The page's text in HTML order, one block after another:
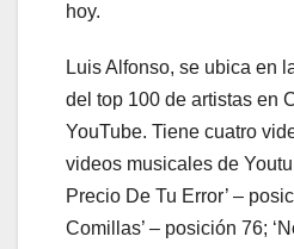
hoy.
Luis Alfonso, se ubica en
del top 100 de artistas en
YouTube. Tiene cuatro
videos musicales de
Precio De Tu Error’ –
Comillas’ – posición 76;